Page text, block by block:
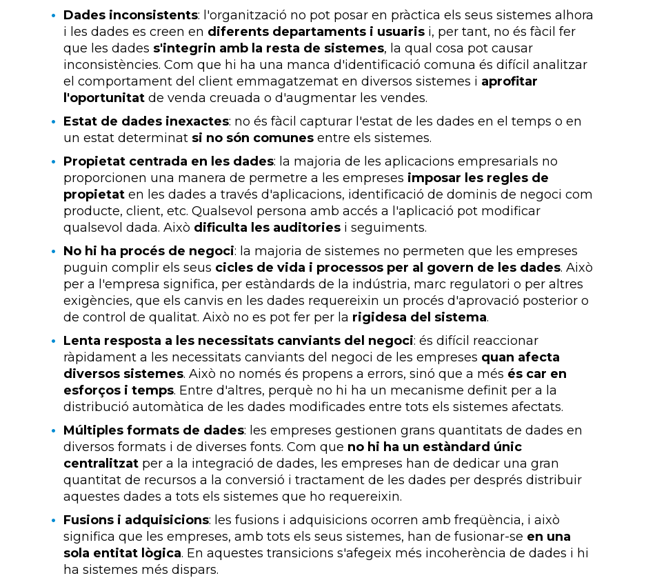
Dades inconsistents: l'organització no pot posar en pràctica els seus sistemes alhora
i les dades es creen en diferents departaments i usuaris i, per tant, no és fàcil fer
que les dades s'integrin amb la resta de sistemes, la qual cosa pot causar
inconsistències. Com que hi ha una manca d'identificació comuna és difícil analitzar
el comportament del client emmagatzemat en diversos sistemes i aprofitar
l'oportunitat de venda creuada o d'augmentar les vendes.
Estat de dades inexactes: no és fàcil capturar l'estat de les dades en el temps o en
un estat determinat si no són comunes entre els sistemes.
Propietat centrada en les dades: la majoria de les aplicacions empresarials no
proporcionen una manera de permetre a les empreses imposar les regles de
propietat en les dades a través d'aplicacions, identificació de dominis de negoci com
producte, client, etc. Qualsevol persona amb accés a l'aplicació pot modificar
qualsevol dada. Això dificulta les auditories i seguiments.
No hi ha procés de negoci: la majoria de sistemes no permeten que les empreses
puguin complir els seus cicles de vida i processos per al govern de les dades. Això
per a l'empresa significa, per estàndards de la indústria, marc regulatori o per altres
exigències, que els canvis en les dades requereixin un procés d'aprovació posterior o
de control de qualitat. Això no es pot fer per la rigidesa del sistema.
Lenta resposta a les necessitats canviants del negoci: és difícil reaccionar
ràpidament a les necessitats canviants del negoci de les empreses quan afecta
diversos sistemes. Això no només és propens a errors, sinó que a més és car en
esforços i temps. Entre d'altres, perquè no hi ha un mecanisme definit per a la
distribució automàtica de les dades modificades entre tots els sistemes afectats.
Múltiples formats de dades: les empreses gestionen grans quantitats de dades en
diversos formats i de diverses fonts. Com que no hi ha un estàndard únic
centralitzat per a la integració de dades, les empreses han de dedicar una gran
quantitat de recursos a la conversió i tractament de les dades per després distribuir
aquestes dades a tots els sistemes que ho requereixin.
Fusions i adquisicions: les fusions i adquisicions ocorren amb freqüència, i això
significa que les empreses, amb tots els seus sistemes, han de fusionar-se en una
sola entitat lògica. En aquestes transicions s'afegeix més incoherència de dades i hi
ha sistemes més dispars.